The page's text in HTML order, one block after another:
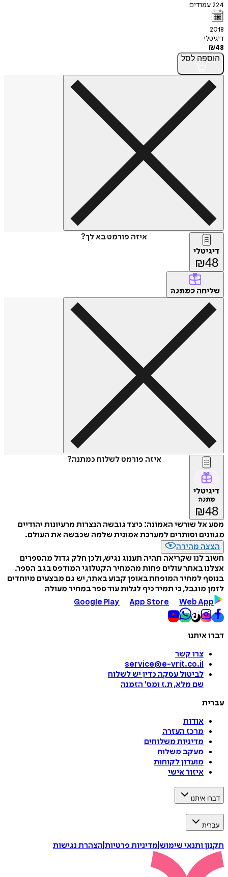
224עמודים
2018
דיגיטלי
₪48
הוספה לסל
איזה פורמט בא לך?
דיגיטלי
₪48
שליחה כמתנה
איזה פורמט לשלוח כמתנה?
דיגיטלי
מתנה
₪48
מסע אל שורשי האמונה: כיצד גובשה הנצרות מרעיונות יהודיים
מגוונים וסותרים למערכת אמונית שלמה שכבשה את העולם.
הצצה מהירה
חשוב לנו שקריאה תהיה תענוג נגיש, ולכן חלק גדול מהספרים
אצלנו באתר עולים פחות מהמחיר הקטלוגי המודפס בגב הספר.
בנוסף למחיר המופחת באופן קבוע באתר, יש גם מבצעים מיוחדים
לזמן מוגבל, כי תמיד כיף לגלות עוד ספר במחיר מעולה
Google Play
App Store Web App
דברו איתנו
צרו קשר
service@e-vrit.co.il
לביטול עסקה כדין יש לשלוח
שם מלא, ת.ז ומס' הזמנה
עברית
אודות
מרכז העזרה
מדיניות משלוחים
מעקב משלוח
מועדון לקוחות
איזור אישי
דברו איתנו
עברית
תקנון ותנאי שימוש מדיניות פרטיות הצהרת נגישות